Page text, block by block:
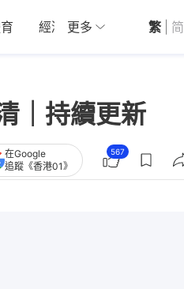
經濟 01深圳 觀點
更多 繁 简
｜持續更新
在Google
追蹤《香港01》
567